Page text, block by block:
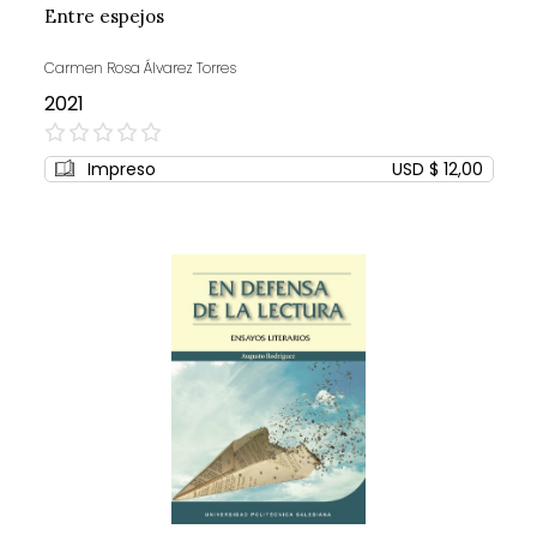
Entre espejos
Carmen Rosa Álvarez Torres
2021
0%
Impreso USD $ 12,00